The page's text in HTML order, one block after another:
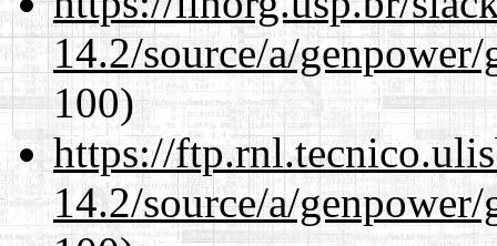
14.2/source/a/
100)
https://
14.2/source/a/